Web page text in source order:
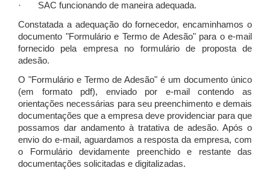
· SAC funcionando de maneira adequada.
Constatada a adequação do fornecedor, encaminhamos o
documento "Formulário e Termo de Adesão" para o e-mail
fornecido pela empresa no formulário de proposta de
adesão.
O "Formulário e Termo de Adesão" é um documento único
(em formato pdf), enviado por e-mail contendo as
orientações necessárias para seu preenchimento e demais
documentações que a empresa deve providenciar para que
possamos dar andamento à tratativa de adesão. Após o
envio do e-mail, aguardamos a resposta da empresa, com
o Formulário devidamente preenchido e restante das
documentações solicitadas e digitalizadas.